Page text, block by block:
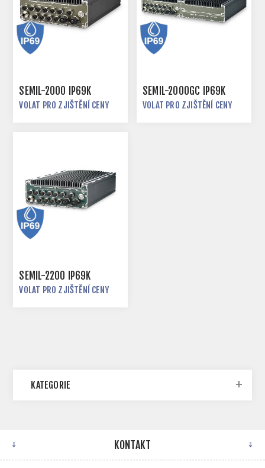
SEMIL-2000 IP69K
VOLAT PRO ZJIŠTĚNÍ CENY
SEMIL-2000GC IP69K
VOLAT PRO ZJIŠTĚNÍ CENY
SEMIL-2200 IP69K
VOLAT PRO ZJIŠTĚNÍ CENY
KATEGORIE
KONTAKT